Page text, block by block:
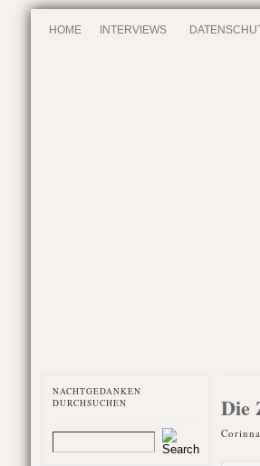
HOME INTERVIEWS
NACHTGEDANKEN
DURCHSUCHEN
Die